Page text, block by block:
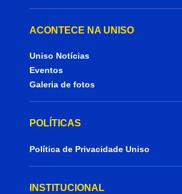
ACONTECE NA UNISO
Uniso Notícias
Eventos
Galeria de fotos
POLÍTICAS
Política de Privacidade Uniso
INSTITUCIONAL